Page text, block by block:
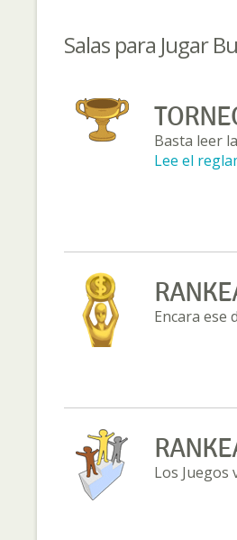
Salas para Jugar
Basta leer
Lee el
Encara ese
Los